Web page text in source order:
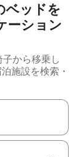
ベッドを
ーション
から移乗し
施設を検索・
使って移動するか